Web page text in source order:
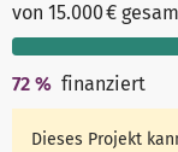
von 15.000 €
72 % finanziert
Dieses Projekt